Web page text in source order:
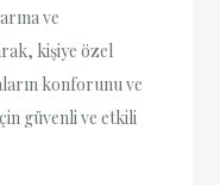
ve
kişiye özel
konforunu ve
güvenli ve etkili